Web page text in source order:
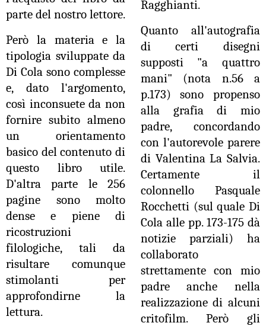
parte del nostro lettore.
Però la materia e la
tipologia sviluppate da
Di Cola sono complesse
e, dato l'argomento,
così inconsuete da non
fornire subito almeno
un orientamento
basico del contenuto di
questo libro utile.
D'altra parte le 256
pagine sono molto
dense e piene di
ricostruzioni
filologiche, tali da
risultare comunque
stimolanti per
approfondirne la
lettura.
Ragghianti.
Quanto all'autografia
di certi disegni
supposti "a quattro
mani" (nota n.56 a
p.173) sono propenso
alla grafia di mio
padre, concordando
con l'autorevole parere
di Valentina La Salvia.
Certamente il
colonnello Pasquale
Rocchetti (sul quale Di
Cola alle pp. 173-175 dà
notizie parziali) ha
collaborato
strettamente con mio
padre anche nella
realizzazione di alcuni
critofilm. Però gli